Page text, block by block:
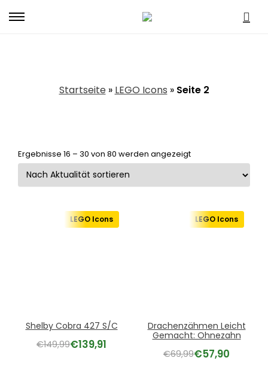
Menu
LEGO Icons
Startseite» LEGO Icons » Seite 2
Ergebnisse 16 – 30 von 80 werden angezeigtNach
Aktualität
LEGO Icons
Shelby Cobra 427 S/C
€149,99€139,91
LEGO Icons
Drachenzähmen Leicht
Gemacht: Ohnezahn
€69,99€57,90